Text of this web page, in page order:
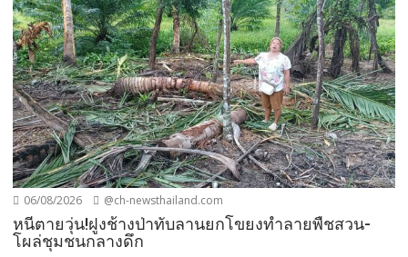
06/08/2026 @ch-newsthailand.com
หนีตายวุ่น!ฝูงช้างป่าทับลานยกโขยงทำลายพืชสวน-
โผล่ชุมชนกลางดึก